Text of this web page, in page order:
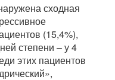
сходная
(15,4%),
степени – у 4
этих пациентов